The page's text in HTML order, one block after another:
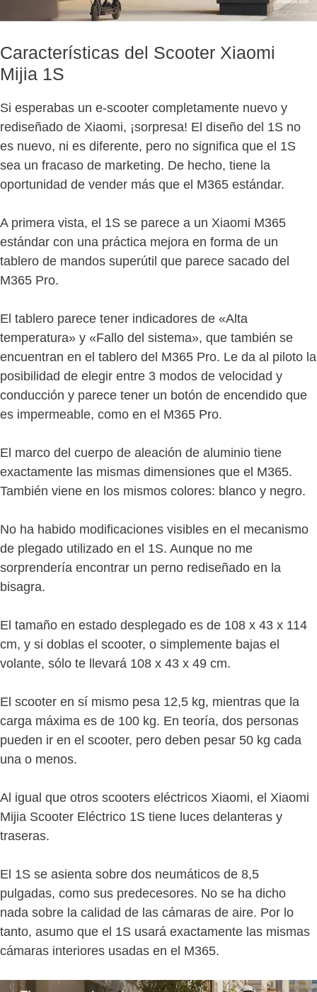
Características del Scooter Xiaomi
Mijia 1S
Si esperabas un e-scooter completamente nuevo y
rediseñado de Xiaomi, ¡sorpresa! El diseño del 1S no
es nuevo, ni es diferente, pero no significa que el 1S
sea un fracaso de marketing. De hecho, tiene la
oportunidad de vender más que el M365 estándar.
A primera vista, el 1S se parece a un Xiaomi M365
estándar con una práctica mejora en forma de un
tablero de mandos superútil que parece sacado del
M365 Pro.
El tablero parece tener indicadores de «Alta
temperatura» y «Fallo del sistema», que también se
encuentran en el tablero del M365 Pro. Le da al piloto la
posibilidad de elegir entre 3 modos de velocidad y
conducción y parece tener un botón de encendido que
es impermeable, como en el M365 Pro.
El marco del cuerpo de aleación de aluminio tiene
exactamente las mismas dimensiones que el M365.
También viene en los mismos colores: blanco y negro.
No ha habido modificaciones visibles en el mecanismo
de plegado utilizado en el 1S. Aunque no me
sorprendería encontrar un perno rediseñado en la
bisagra.
El tamaño en estado desplegado es de 108 x 43 x 114
cm, y si doblas el scooter, o simplemente bajas el
volante, sólo te llevará 108 x 43 x 49 cm.
El scooter en sí mismo pesa 12,5 kg, mientras que la
carga máxima es de 100 kg. En teoría, dos personas
pueden ir en el scooter, pero deben pesar 50 kg cada
una o menos.
Al igual que otros scooters eléctricos Xiaomi, el Xiaomi
Mijia Scooter Eléctrico 1S tiene luces delanteras y
traseras.
El 1S se asienta sobre dos neumáticos de 8,5
pulgadas, como sus predecesores. No se ha dicho
nada sobre la calidad de las cámaras de aire. Por lo
tanto, asumo que el 1S usará exactamente las mismas
cámaras interiores usadas en el M365.